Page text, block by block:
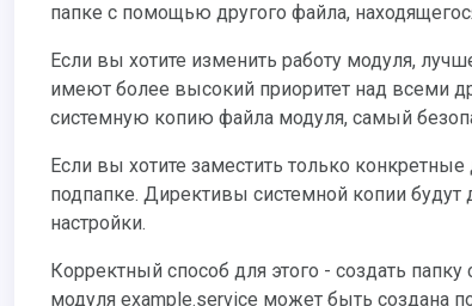
папке с помощью другого файла,
Если вы хотите изменить работу модуля, лучшее место для этого - в папке /etc/systemd/system. Файлы модулей здесь
имеют более высокий приоритет над всеми
системную копию файла модуля, самый
Если вы хотите заместить только конкретные директивы из системного файла модуля, можно создать его фрагменты в
подпапке. Директивы системной копии
настройки.
Корректный способ для этого - создать папку с названием файла модуля и добавленным .d в конце. Например, для
модуля example.service может быть создана